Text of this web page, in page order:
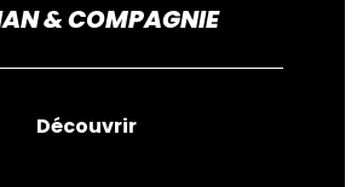
& COMPAGNIE
Découvrir